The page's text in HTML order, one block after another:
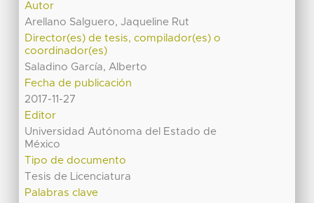
Autor
Arellano Salguero, Jaqueline Rut
Director(es) de tesis, compilador(es) o
coordinador(es)
Saladino García, Alberto
Fecha de publicación
2017-11-27
Editor
Universidad Autónoma del Estado de
México
Tipo de documento
Tesis de Licenciatura
Palabras clave